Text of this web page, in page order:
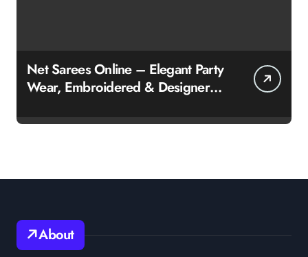
Net Sarees Online – Elegant Party
Wear, Embroidered & Designer
About